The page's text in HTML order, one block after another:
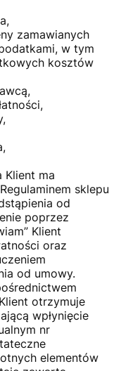
zamawianych
w tym
kosztów
Klient ma
sklepu
od
poprzez
Klient
oraz
od umowy.
otrzymuje
wpłynięcie
nr
elementów